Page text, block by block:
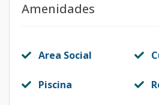
Amenidades
Area Social
Piscina